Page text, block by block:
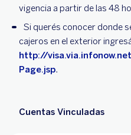
vigencia a partir de las 48
Si querés conocer donde
cajeros en el exterior
http://
Page.jsp.
Cuentas Vinculadas